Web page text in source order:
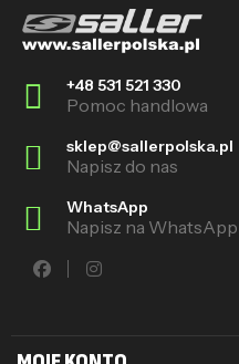
+48 531 521 330
Pomoc handlowa
sklep@sallerpolska.pl
Napisz do nas
WhatsApp
Napisz na WhatsApp